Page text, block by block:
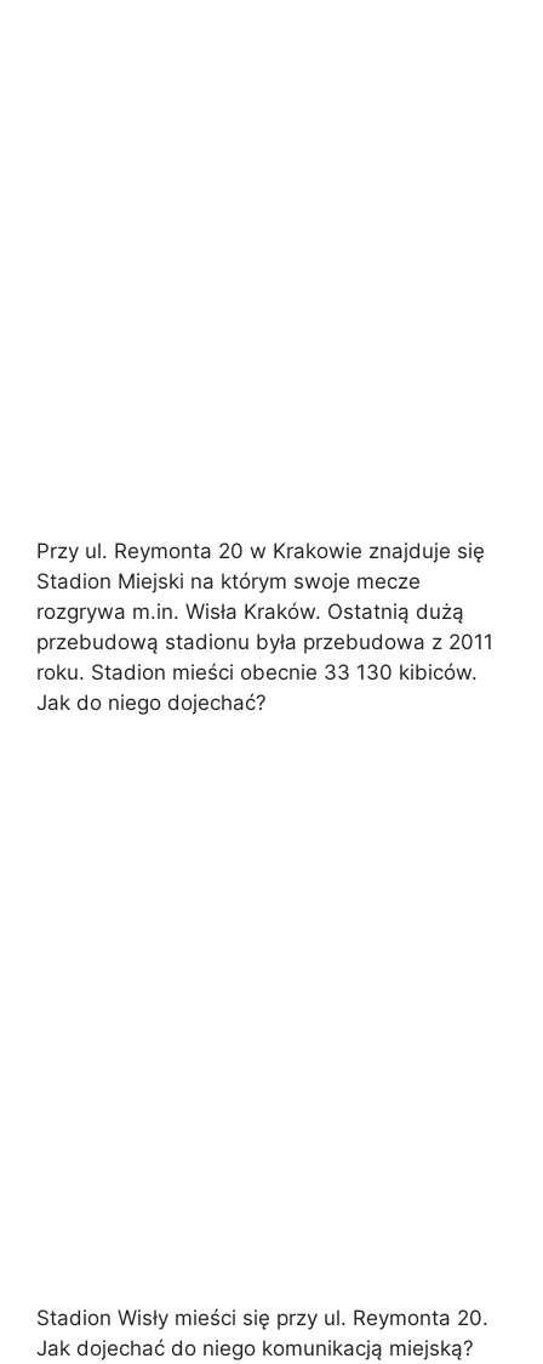
Przy ul. Reymonta 20 w Krakowie znajduje się
Stadion Miejski na którym swoje mecze
rozgrywa m.in. Wisła Kraków. Ostatnią dużą
przebudową stadionu była przebudowa z 2011
roku. Stadion mieści obecnie 33 130 kibiców.
Jak do niego dojechać?
Stadion Wisły mieści się przy ul. Reymonta 20.
Jak dojechać do niego komunikacją miejską?